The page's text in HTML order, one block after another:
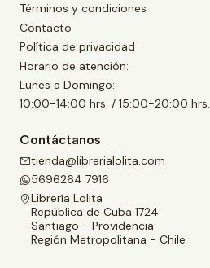
Términos y condiciones
Contacto
Política de privacidad
Horario de atención:
Lunes a Domingo:
10:00-14:00 hrs. / 15:00-20:00 hrs.
Contáctanos
tienda@librerialolita.com
5696264 7916
Librería Lolita
República de Cuba 1724
Santiago - Providencia
Región Metropolitana - Chile